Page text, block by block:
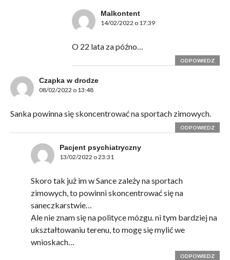
Malkontent
14/02/2022 o 17:39
O 22 lata za późno…
ODPOWIEDZ
Czapka w drodze
08/02/2022 o 13:48
Sanka powinna się skoncentrować na sportach zimowych.
ODPOWIEDZ
Pacjent psychiatryczny
13/02/2022 o 23:31
Skoro tak już im w Sance zależy na sportach
zimowych, to powinni skoncentrować się na
saneczkarstwie…
Ale nie znam się na polityce mózgu. ni tym bardziej na
ukształtowaniu terenu, to mogę się mylić we
wnioskach…
ODPOWIEDZ